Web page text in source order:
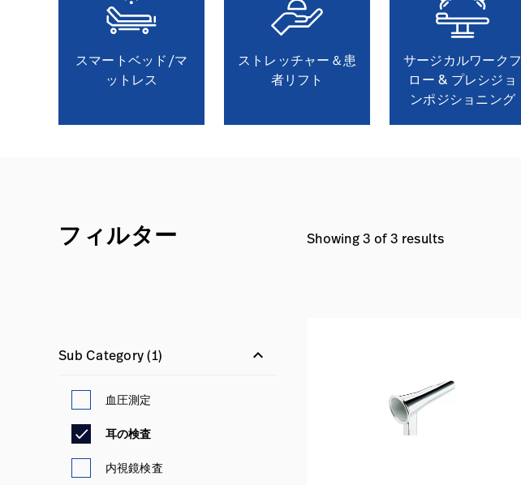
スマートベッド/マ
ットレス
ストレッチャー＆患
者リフト
サージカルワークフ
ロー & プレシジョ
ンポジショニング
フィルター
Sub Category(1) keyboard_arrow_down
血圧測定
耳の検査
内視鏡検査
Showing 3 of 3 results